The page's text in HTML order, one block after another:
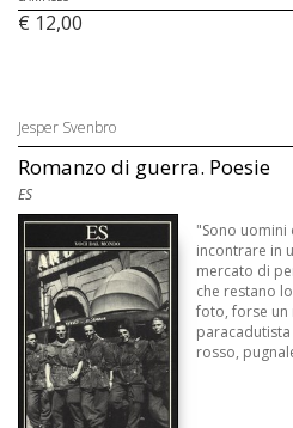
€ 12,00
Jesper Svenbro
Romanzo di guerra. Poesie
ES
"Sono
incontrare in
mercato di
che restano
foto, forse
rosso,